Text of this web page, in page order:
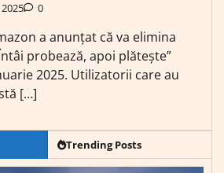
0
a anunțat că va elimina
probează, apoi plătește”
2025. Utilizatorii care au
[…]
Trending Posts